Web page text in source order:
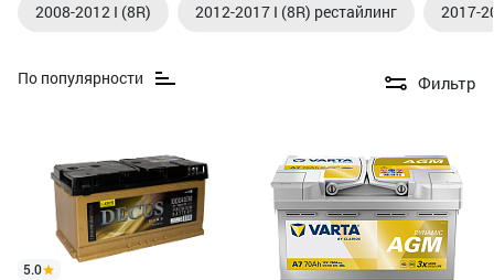
2008-2012 I (8R) 2012-2017 I (8R) рестайлинг 2017-
По популярности Фильтр
5.0